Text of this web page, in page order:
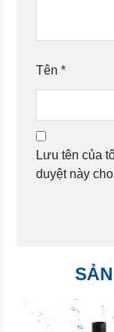
Tên *
Lưu tên của
duyệt này